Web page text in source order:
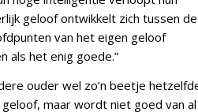
geloof ontwikkelt zich tussen
van het eigen geloof
als het enig goede.”
ouder wel zo’n beetje
maar wordt niet goed van